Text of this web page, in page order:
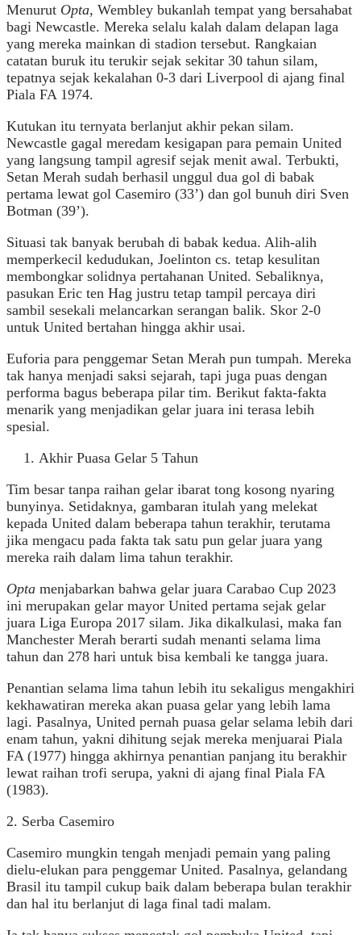
Menurut Opta, Wembley bukanlah tempat yang bersahabat
bagi Newcastle. Mereka selalu kalah dalam delapan laga
yang mereka mainkan di stadion tersebut. Rangkaian
catatan buruk itu terukir sejak sekitar 30 tahun silam,
tepatnya sejak kekalahan 0-3 dari Liverpool di ajang final
Piala FA 1974.
Kutukan itu ternyata berlanjut akhir pekan silam.
Newcastle gagal meredam kesigapan para pemain United
yang langsung tampil agresif sejak menit awal. Terbukti,
Setan Merah sudah berhasil unggul dua gol di babak
pertama lewat gol Casemiro (33’) dan gol bunuh diri Sven
Botman (39’).
Situasi tak banyak berubah di babak kedua. Alih-alih
memperkecil kedudukan, Joelinton cs. tetap kesulitan
membongkar solidnya pertahanan United. Sebaliknya,
pasukan Eric ten Hag justru tetap tampil percaya diri
sambil sesekali melancarkan serangan balik. Skor 2-0
untuk United bertahan hingga akhir usai.
Euforia para penggemar Setan Merah pun tumpah. Mereka
tak hanya menjadi saksi sejarah, tapi juga puas dengan
performa bagus beberapa pilar tim. Berikut fakta-fakta
menarik yang menjadikan gelar juara ini terasa lebih
spesial.
Akhir Puasa Gelar 5 Tahun
Tim besar tanpa raihan gelar ibarat tong kosong nyaring
bunyinya. Setidaknya, gambaran itulah yang melekat
kepada United dalam beberapa tahun terakhir, terutama
jika mengacu pada fakta tak satu pun gelar juara yang
mereka raih dalam lima tahun terakhir.
Opta menjabarkan bahwa gelar juara Carabao Cup 2023
ini merupakan gelar mayor United pertama sejak gelar
juara Liga Europa 2017 silam. Jika dikalkulasi, maka fan
Manchester Merah berarti sudah menanti selama lima
tahun dan 278 hari untuk bisa kembali ke tangga juara.
Penantian selama lima tahun lebih itu sekaligus mengakhiri
kekhawatiran mereka akan puasa gelar yang lebih lama
lagi. Pasalnya, United pernah puasa gelar selama lebih dari
enam tahun, yakni dihitung sejak mereka menjuarai Piala
FA (1977) hingga akhirnya penantian panjang itu berakhir
lewat raihan trofi serupa, yakni di ajang final Piala FA
(1983).
2. Serba Casemiro
Casemiro mungkin tengah menjadi pemain yang paling
dielu-elukan para penggemar United. Pasalnya, gelandang
Brasil itu tampil cukup baik dalam beberapa bulan terakhir
dan hal itu berlanjut di laga final tadi malam.